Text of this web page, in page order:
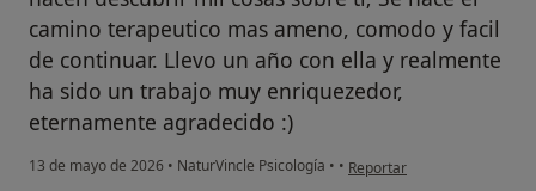
camino terapeutico mas ameno, comodo y facil
de continuar. Llevo un año con ella y realmente
ha sido un trabajo muy enriquezedor,
eternamente agradecido :)
13 de mayo de 2026 • NaturVincle Psicología • • en opinión del usuario
Reportar